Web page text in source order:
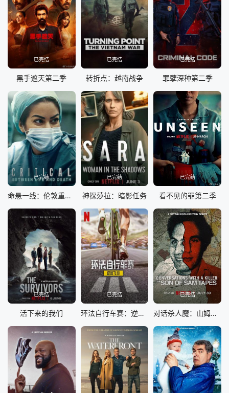
已完结
黑手遮天第二季
已完结
转折点：越南战争
已完结
罪孽深种第二季
已完结
命悬一线：伦敦重症急救实录
已完结
神探莎拉：暗影任务
已完结
看不见的罪第二季
已完结
活下来的我们
已完结
环法自行车赛：逆风飞驰第三季
已完结
对话杀人魔：山姆之子访谈录